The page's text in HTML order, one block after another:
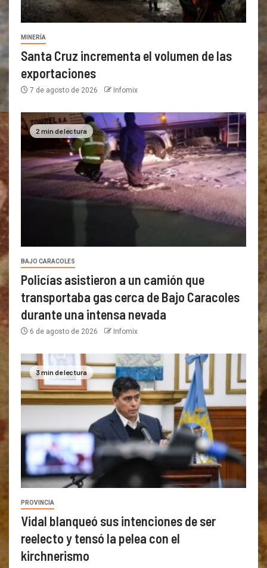
MINERÍA
Santa Cruz incrementa el volumen de las
exportaciones
7 de agosto de 2026 Infomix
2 min de lectura
BAJO CARACOLES
Policías asistieron a un camión que
transportaba gas cerca de Bajo Caracoles
durante una intensa nevada
6 de agosto de 2026 Infomix
3 min de lectura
PROVINCIA
Vidal blanqueó sus intenciones de ser
reelecto y tensó la pelea con el
kirchnerismo